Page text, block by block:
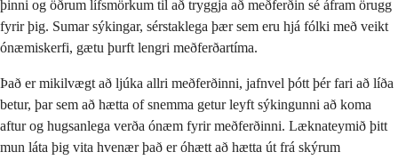
þinni og öðrum lífsmörkum til að tryggja að meðferðin sé áfram örugg
fyrir þig. Sumar sýkingar, sérstaklega þær sem eru hjá fólki með veikt
ónæmiskerfi, gætu þurft lengri meðferðartíma.
Það er mikilvægt að ljúka allri meðferðinni, jafnvel þótt þér fari að líða
betur, þar sem að hætta of snemma getur leyft sýkingunni að koma
aftur og hugsanlega verða ónæm fyrir meðferðinni. Læknateymið þitt
mun láta þig vita hvenær það er óhætt að hætta út frá skýrum